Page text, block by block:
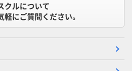
クルについて
軽にご質問ください。